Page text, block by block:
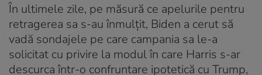
În ultimele zile, pe măsură ce apelurile pentru
retragerea sa s-au înmulţit, Biden a cerut să
vadă sondajele pe care campania sa le-a
solicitat cu privire la modul în care Harris s-ar
descurca într-o confruntare ipotetică cu Trump,